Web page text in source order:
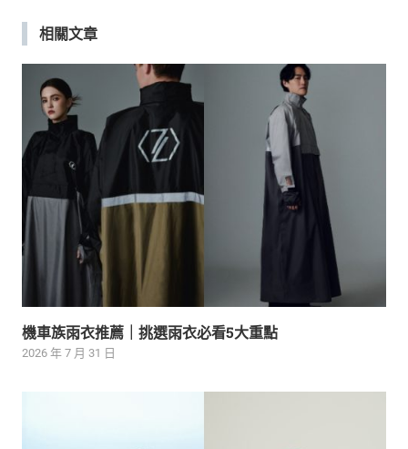
覽相關文章
機車族雨衣推薦｜挑選雨衣必看5大重點
2026 年 7 月 31 日